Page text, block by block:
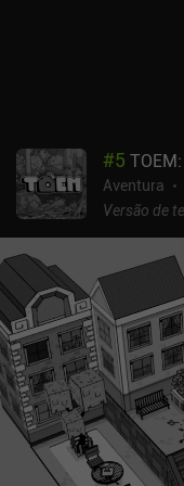
#5
Aventura
Versão de